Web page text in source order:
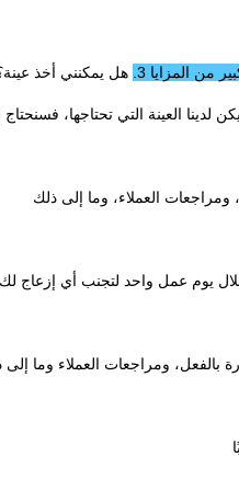
من المزايا 3. هل يمكنني أخذ عينة؟ هل هي مجانية؟
يكن لدينا العينة التي تحتاجها،
العملاء، وما إلى ذلك
يوم عمل واحد لتجنب أي إزعاج لك
بالفعل، ومراجعات العملاء وما إلى